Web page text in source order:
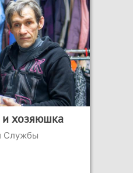
и хозяюшка
Службы